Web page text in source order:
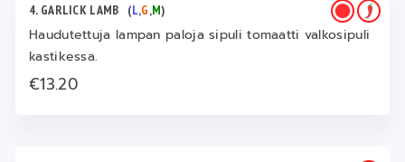
4. GARLICK LAMB (L,G,M)
Haudutettuja lampan paloja sipuli tomaatti valkosipuli
kastikessa.
€13.20